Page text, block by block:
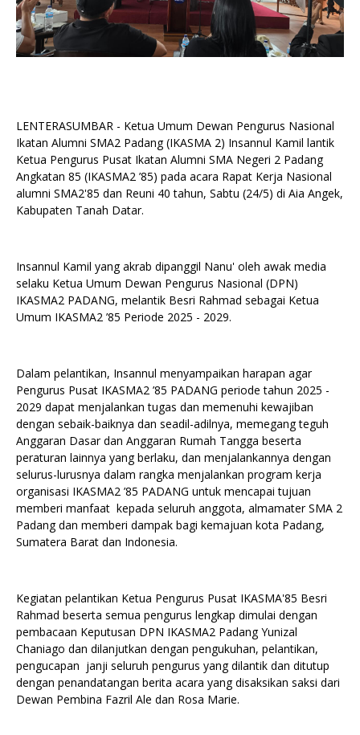
LENTERASUMBAR - Ketua Umum Dewan Pengurus Nasional
Ikatan Alumni SMA2 Padang (IKASMA 2) Insannul Kamil lantik
Ketua Pengurus Pusat Ikatan Alumni SMA Negeri 2 Padang
Angkatan 85 (IKASMA2 ’85) pada acara Rapat Kerja Nasional
alumni SMA2'85 dan Reuni 40 tahun, Sabtu (24/5) di Aia Angek,
Kabupaten Tanah Datar.
Insannul Kamil yang akrab dipanggil Nanu' oleh awak media
selaku Ketua Umum Dewan Pengurus Nasional (DPN)
IKASMA2 PADANG, melantik Besri Rahmad sebagai Ketua
Umum IKASMA2 ’85 Periode 2025 - 2029.
Dalam pelantikan, Insannul menyampaikan harapan agar
Pengurus Pusat IKASMA2 ’85 PADANG periode tahun 2025 -
2029 dapat menjalankan tugas dan memenuhi kewajiban
dengan sebaik-baiknya dan seadil-adilnya, memegang teguh
Anggaran Dasar dan Anggaran Rumah Tangga beserta
peraturan lainnya yang berlaku, dan menjalankannya dengan
selurus-lurusnya dalam rangka menjalankan program kerja
organisasi IKASMA2 ’85 PADANG untuk mencapai tujuan
memberi manfaat kepada seluruh anggota, almamater SMA 2
Padang dan memberi dampak bagi kemajuan kota Padang,
Sumatera Barat dan Indonesia.
Kegiatan pelantikan Ketua Pengurus Pusat IKASMA'85 Besri
Rahmad beserta semua pengurus lengkap dimulai dengan
pembacaan Keputusan DPN IKASMA2 Padang Yunizal
Chaniago dan dilanjutkan dengan pengukuhan, pelantikan,
pengucapan janji seluruh pengurus yang dilantik dan ditutup
dengan penandatangan berita acara yang disaksikan saksi dari
Dewan Pembina Fazril Ale dan Rosa Marie.